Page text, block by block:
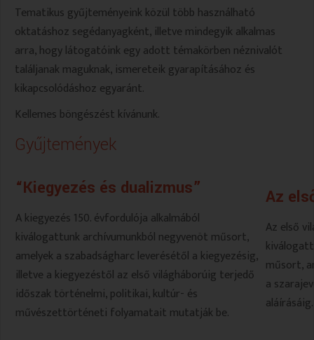
Tematikus gyűjteményeink közül több használható
oktatáshoz segédanyagként, illetve mindegyik alkalmas
arra, hogy látogatóink egy adott témakörben néznivalót
találjanak maguknak, ismereteik gyarapításához és
kikapcsolódáshoz egyaránt.
Kellemes böngészést kívánunk.
Gyűjtemények
“Kiegyezés és dualizmus”
A kiegyezés 150. évfordulója alkalmából
kiválogattunk archívumunkból negyvenöt műsort,
amelyek a szabadságharc leverésétől a kiegyezésig,
illetve a kiegyezéstől az első világháborúig terjedő
időszak történelmi, politikai, kultúr- és
művészettörténeti folyamatait mutatják be.
Az
Az első
műsort,
a
aláírásáig.